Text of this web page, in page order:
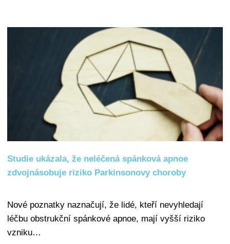
Studie ukázala, že neléčená spánková apnoe
zdvojnásobuje riziko Parkinsonovy choroby
Nové poznatky naznačují, že lidé, kteří nevyhledají
léčbu obstrukční spánkové apnoe, mají vyšší riziko
vzniku…